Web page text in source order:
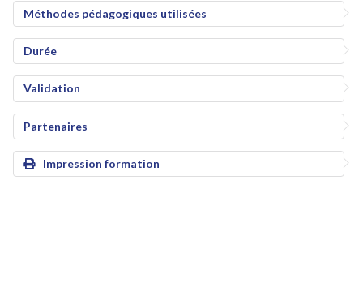
Méthodes pédagogiques utilisées
Durée
Validation
Partenaires
Impression formation